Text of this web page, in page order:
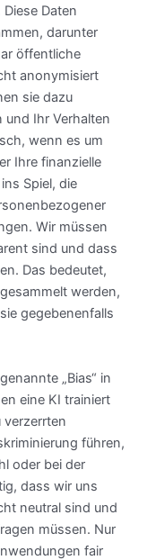
Daten
darunter
öffentliche
anonymisiert
sie dazu
und Ihr Verhalten
wenn es um
Ihre finanzielle
Spiel, die
Wir müssen
sind und dass
Das bedeutet,
werden,
gegebenenfalls
„Bias“ in
eine KI trainiert
verzerrten
führen,
oder bei der
dass wir uns
neutral sind und
müssen. Nur
fair